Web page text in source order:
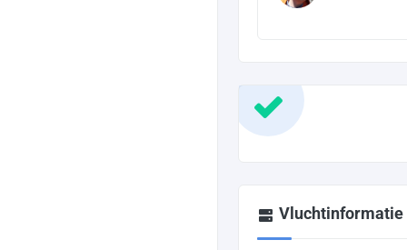
Vluchtinformatie